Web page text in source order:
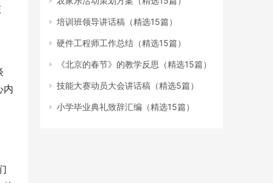
内
培训班领导讲话稿（精选15篇）
硬件工程师工作总结（精选15篇）
《北京的春节》的教学反思（精选15篇）
技能大赛动员大会讲话稿（精选5篇）
小学毕业典礼致辞汇编（精选15篇）